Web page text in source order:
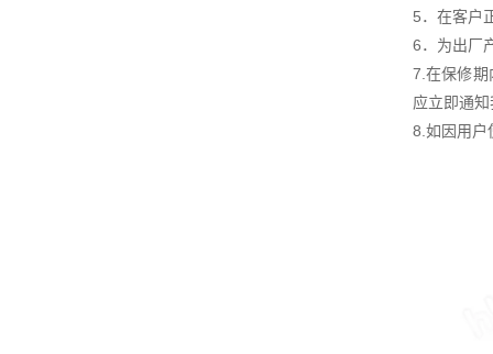
5．在客户
6．为出厂
7.在保修期
应立即通
8.如因用户